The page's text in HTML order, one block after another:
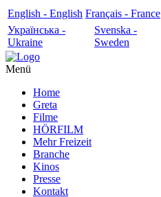
English - English Français - France
Українська -
Ukraine
Svenska -
Sweden
Menü
Home
Greta
Filme
HÖRFILM
Mehr Freizeit
Branche
Kinos
Presse
Kontakt